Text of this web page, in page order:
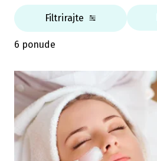
Filtrirajte
6 ponude